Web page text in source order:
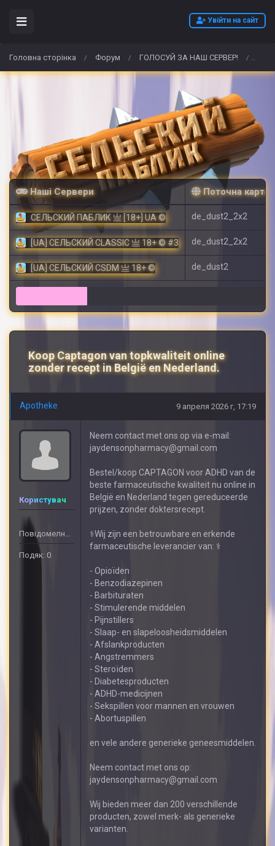
Увійти на сайт
Головна сторінка / Форум / ГОЛОСУЙ ЗА НАШ СЕРВЕР! /
Наші Сервери Поточна карта
СЕЛЬСКИЙ ПАБЛИК 亗 [18+] UA © de_dust2_2x2
[UA] СЕЛЬСКИЙ CLASSIC 亗 18+ © #3 de_dust2_2x2
[UA] СЕЛЬСКИЙ CSDM 亗 18+ © de_dust2
Koop Captagon van topkwaliteit online
zonder recept in België en Nederland.
Apotheke 9 апреля 2026 г, 17:19
Користувач
Повідомелнь: 408
Подяк: 0
Neem contact met ons op via e-mail:
jaydensonpharmacy@gmail.com
Bestel/koop CAPTAGON voor ADHD van de
beste farmaceutische kwaliteit nu online in
België en Nederland tegen gereduceerde
prijzen, zonder doktersrecept.
⚕️Wij zijn een betrouwbare en erkende
farmaceutische leverancier van: ⚕️
- Opioïden
- Benzodiazepinen
- Barbituraten
- Stimulerende middelen
- Pijnstillers
- Slaap- en slapeloosheidsmiddelen
- Afslankproducten
- Angstremmers
- Steroïden
- Diabetesproducten
- ADHD-medicijnen
- Sekspillen voor mannen en vrouwen
- Abortuspillen
en vele andere generieke geneesmiddelen.
Neem contact met ons op:
jaydensonpharmacy@gmail.com
Wij bieden meer dan 200 verschillende
producten, zowel merk- als generieke
varianten.